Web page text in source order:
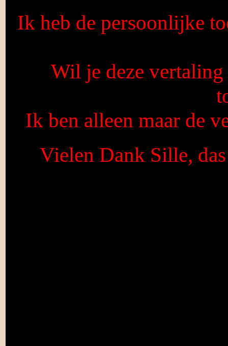
Ik heb de persoonlijke
Wil je deze
Ik ben alleen maar de
Vielen Dank Sille,